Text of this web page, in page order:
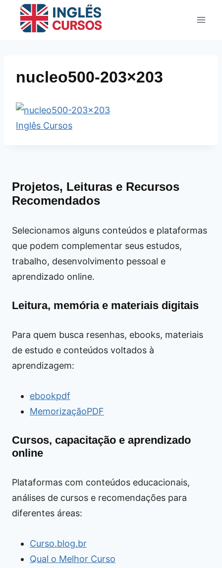
nucleo500-203×203
Projetos, Leituras e Recursos
Recomendados
Selecionamos alguns conteúdos e plataformas
que podem complementar seus estudos,
trabalho, desenvolvimento pessoal e
aprendizado online.
Leitura, memória e materiais digitais
Para quem busca resenhas, ebooks, materiais
de estudo e conteúdos voltados à
aprendizagem:
ebookpdf
MemorizaçãoPDF
Cursos, capacitação e aprendizado
online
Plataformas com conteúdos educacionais,
análises de cursos e recomendações para
diferentes áreas:
Curso.blog.br
Qual o Melhor Curso